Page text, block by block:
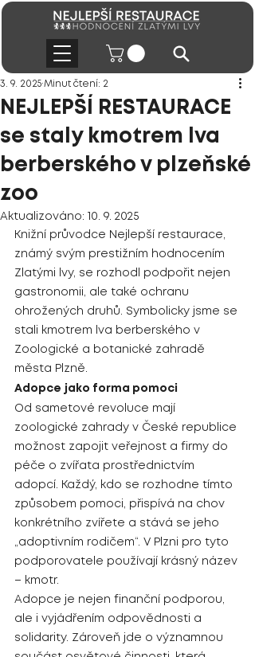
NEJLEPŠÍ RESTAURACE
se staly kmotrem lva
berberského v plzeňské
zoo
3. 9. 2025 Minut čtení: 2
Aktualizováno:
10. 9. 2025
Knižní průvodce Nejlepší restaurace,
známý svým prestižním hodnocením
Zlatými lvy, se rozhodl podpořit nejen
gastronomii, ale také ochranu
ohrožených druhů. Symbolicky jsme se
stali kmotrem lva berberského v
Zoologické a botanické zahradě
města Plzně.
Adopce jako forma pomoci
Od sametové revoluce mají
zoologické zahrady v České republice
možnost zapojit veřejnost a firmy do
péče o zvířata prostřednictvím
adopcí. Každý, kdo se rozhodne tímto
způsobem pomoci, přispívá na chov
konkrétního zvířete a stává se jeho
„adoptivním rodičem“. V Plzni pro tyto
podporovatele používají krásný název
– kmotr.
Adopce je nejen finanční podporou,
ale i vyjádřením odpovědnosti a
solidarity. Zároveň jde o významnou